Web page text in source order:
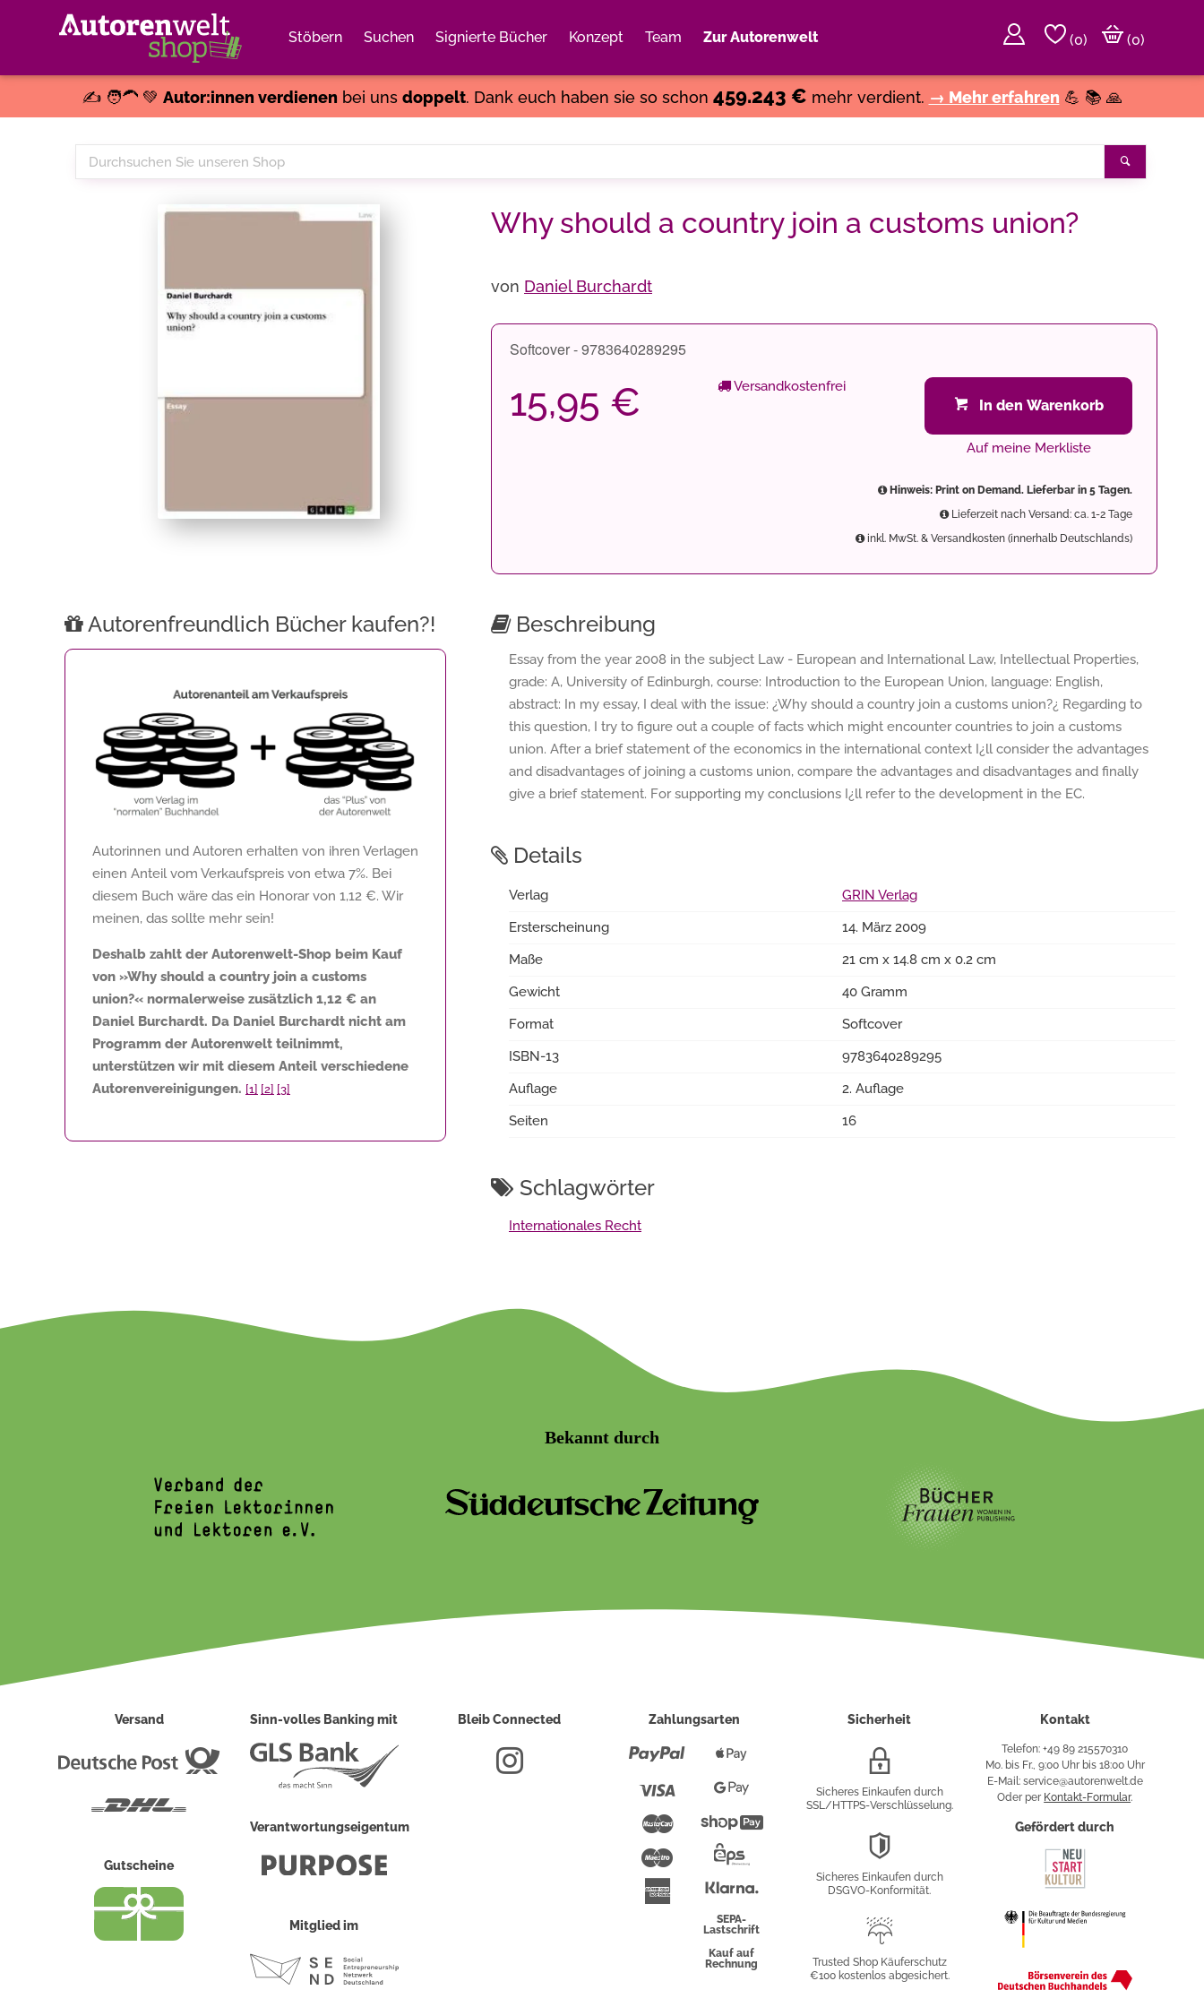
Stöbern Suchen Signierte Bücher Konzept Team Zur Autorenwelt (0)
(0)
✍️ 🧑‍🦱 💚 Autor:innen verdienenbei uns doppelt. Dank euch haben sie so schon 459.243 € mehr verdient. → Mehr erfahren 💪 📚 🙏
Durchsuchen
Sie
Why should a country join a customs union?
von Daniel Burchardt
Softcover - 9783640289295
15,95 € Versandkostenfrei
In den Warenkorb
Auf meine Merkliste
Hinweis: Print on Demand. Lieferbar in 5 Tagen.
Lieferzeit nach Versand: ca. 1-2 Tage
inkl. MwSt. & Versandkosten (innerhalb Deutschlands)
Autorenfreundlich Bücher kaufen?!
Autorinnen und Autoren erhalten von ihren Verlagen
einen Anteil vom Verkaufspreis von etwa 7%. Bei
diesem Buch wäre das ein Honorar von 1,12 €. Wir
meinen, das sollte mehr sein!
Deshalb zahlt der Autorenwelt-Shop beim Kauf
von »Why should a country join a customs
union?« normalerweise zusätzlich 1,12 € an
Daniel Burchardt. Da Daniel Burchardt nicht am
Programm der Autorenwelt teilnimmt,
unterstützen wir mit diesem Anteil verschiedene
Autorenvereinigungen. [1] [2] [3]
Beschreibung
Essay from the year 2008 in the subject Law - European and International Law, Intellectual Properties,
grade: A, University of Edinburgh, course: Introduction to the European Union, language: English,
abstract: In my essay, I deal with the issue: ¿Why should a country join a customs union?¿ Regarding to
this question, I try to figure out a couple of facts which might encounter countries to join a customs
union. After a brief statement of the economics in the international context I¿ll consider the advantages
and disadvantages of joining a customs union, compare the advantages and disadvantages and finally
give a brief statement. For supporting my conclusions I¿ll refer to the development in the EC.
Details
Verlag
GRIN Verlag
Ersterscheinung
14. März 2009
Maße
21 cm x 14.8 cm x 0.2 cm
Gewicht
40 Gramm
Format
Softcover
ISBN-13
9783640289295
Auflage
2. Auflage
Seiten
16
Schlagwörter
Internationales Recht
Bekannt durch
Versand
Deutsche
Gutscheine
Sinn-volles Banking mit
Verantwortungseigentum
Mitglied im
Bleib Connected Zahlungsarten
Paypal
Mastercard
Maestro
American
Express
Pay
PayShopify
Überweisung
SEPA-
Lastschrift
Kauf auf
Rechnung
Sicherheit
Verschlüsselung
Sicheres Einkaufen durch
SSL/HTTPS-Verschlüsselung.
Sicheres Einkaufen durch
DSGVO-Konformität.
Käuferschutz
Trusted Shop Käuferschutz
€100 kostenlos abgesichert.
Kontakt
Telefon: +49 89 215570310
Mo. bis Fr., 9:00 Uhr bis 18:00 Uhr
E-Mail: service@autorenwelt.de
Oder per Kontakt-Formular.
Gefördert durch